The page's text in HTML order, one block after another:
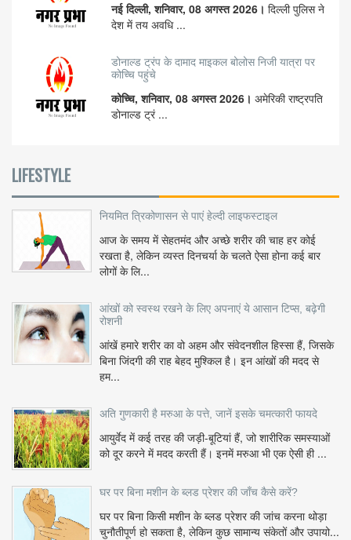
नई दिल्ली, शनिवार, 08 अगस्त 2026। दिल्ली पुलिस ने
देश में तय अवधि ...
डोनाल्ड ट्रंप के दामाद माइकल बोलोस निजी यात्रा पर
कोच्चि पहुंचे
कोच्चि, शनिवार, 08 अगस्त 2026। अमेरिकी राष्ट्रपति
डोनाल्ड ट्रं ...
LIFESTYLE
नियमित त्रिकोणासन से पाएं हेल्दी लाइफस्टाइल
आज के समय में सेहतमंद और अच्छे शरीर की चाह हर कोई
रखता है, लेकिन व्यस्त दिनचर्या के चलते ऐसा होना कई बार
लोगों के लि...
आंखों को स्वस्थ रखने के लिए अपनाएं ये आसान टिप्स, बढ़ेगी
रोशनी
आंखें हमारे शरीर का वो अहम और संवेदनशील हिस्सा हैं, जिसके
बिना जिंदगी की राह बेहद मुश्किल है। इन आंखों की मदद से
हम...
अति गुणकारी है मरुआ के पत्ते, जानें इसके चमत्कारी फायदे
आयुर्वेद में कई तरह की जड़ी-बूटियां हैं, जो शारीरिक समस्याओं
को दूर करने में मदद करती हैं। इनमें मरुआ भी एक ऐसी ही ...
घर पर बिना मशीन के ब्लड प्रेशर की जाँच कैसे करें?
घर पर बिना किसी मशीन के ब्लड प्रेशर की जांच करना थोड़ा
चुनौतीपूर्ण हो सकता है, लेकिन कुछ सामान्य संकेतों और उपायो...